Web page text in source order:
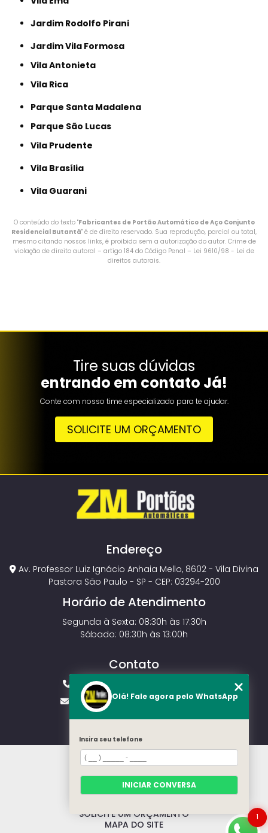
Jardim Rodolfo Pirani
Jardim Vila Formosa
Vila Antonieta
Vila Rica
Parque Santa Madalena
Parque São Lucas
Vila Prudente
Vila Brasília
Vila Guarani
O conteúdo do texto "Fabricantes de Portão Automático de Aço Conjunto
Residencial Butantã" é de direito reservado. Sua reprodução, parcial ou total,
mesmo citando nossos links, é proibida sem a autorização do autor. Crime de
violação de direito autoral – artigo 184 do Código Penal – Lei 9610/98 - Lei de
direitos autorais.
Tire suas dúvidas
entrando em contato Já!
Conte com nosso time especializado para te ajudar.
SOLICITE UM ORÇAMENTO
Endereço
Av. Professor Luiz Ignácio Anhaia Mello, 8602 - Vila Divina
Pastora São Paulo - SP - CEP: 03294-200
Horário de Atendimento
Segunda à Sexta: 08:30h às 17:30h
Sábado: 08:30h às 13:00h
Contato
(11) 2143-4826
vendas.zmportoes@gmail.com
HOME
MODELOS
CONTATO
SOLICITE UM ORÇAMENTO
MAPA DO SITE
1
Olá! Fale agora pelo WhatsApp
Insira seu telefone
INICIAR CONVERSA